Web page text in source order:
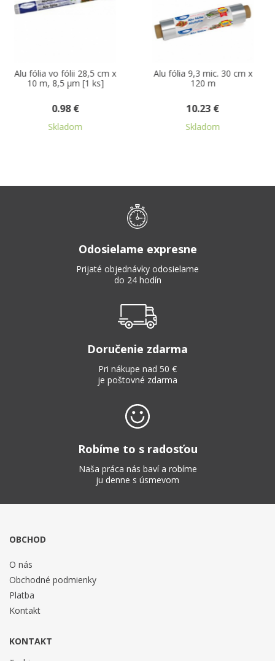
vo fólii 28,5 cm x
8,5 µm [1 ks]
Alu fólia 9,3 mic. 30 cm x
Odosielame expresne
Prijaté objednávky odosielame
do 24 hodín
Doručenie zdarma
Pri nákupe nad 50 €
je poštovné zdarma
Robíme to s radosťou
Naša práca nás baví a robíme
ju denne s úsmevom
OBCHOD
O nás
Obchodné podmienky
Platba
Kontakt
KONTAKT